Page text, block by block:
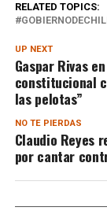
RELATED TOPICS:
UP NEXT
Gaspar Rivas
constitucional
las pelotas”
NO TE PIERDAS
Claudio Reyes
por cantar